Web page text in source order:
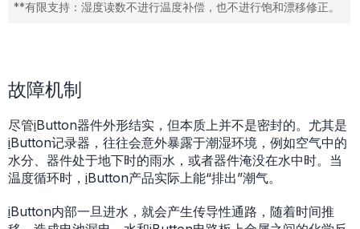
**有限支持：湿度读数不进行温度补偿，也不进行饱和漂移修正。
故障机制
尽管iButton器件外形结实，但本质上并不是密封的。尤其是
iButton记录器，往往会意外暴露于潮湿环境，例如空气中的
水分、器件处于地下时的雨水，或者器件淹没在水中时。当
温度循环时， iButton产品实际上能“排出”潮气。
iButton内部一旦进水，就会产生传导性通路，随着时间推